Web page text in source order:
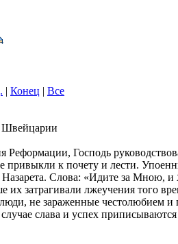
| Конец | Все
Швейцарии
Реформации, Господь
привыкли к почету и лести.
Слова: «Идите за Мною,
затрагивали лжеучения того
не зараженные честолюбием
слава и успех